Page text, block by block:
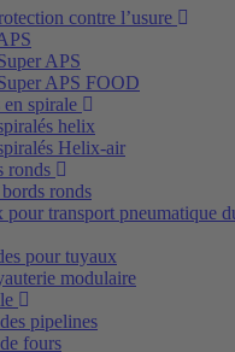
contre l’usure
APS
APS FOOD
en spirale
helix
Helix-air
ronds
ronds
pour transport pneumatique
pour tuyaux
modulaire
pipelines
fours